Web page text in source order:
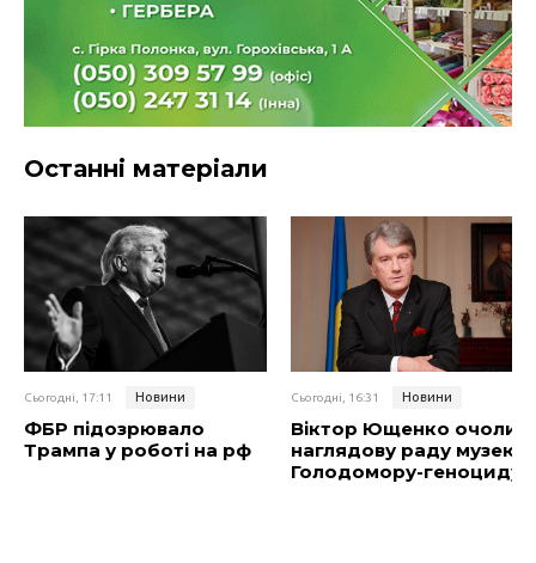
Останні матеріали
Сьогодні, 17:11 Новини
ФБР підозрювало
Трампа у роботі на рф
Сьогодні, 16:31 Новини
Віктор Ющенко очолив
наглядову раду музею
Голодомору-геноциду